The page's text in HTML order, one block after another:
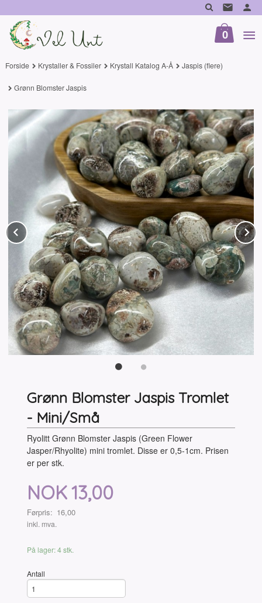
til
innholdet
0
Forside Krystaller & Fossiler Krystall Katalog A-Å Jaspis (flere)
Grønn Blomster Jaspis
Prev
Grønn Blomster Jaspis Tromlet
- Mini/Små
Ryolitt Grønn Blomster Jaspis (Green Flower
Jasper/Rhyolite) mini tromlet. Disse er 0,5-1cm. Prisen
er per stk.
Tilbud
NOK13,00
Førpris: 16,00
Rabatt
inkl. mva.
På lager: 4 stk.
Antall